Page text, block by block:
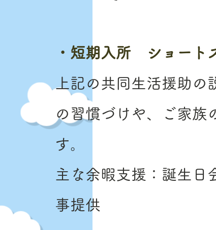
・短期入所 ショート
上記の共同生活援助
の習慣づけや、ご家族
す。
主な余暇支援：誕生日
事提供